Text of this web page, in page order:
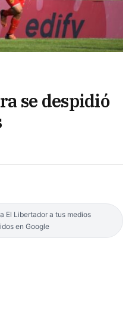
se despidió
El Libertador a tus medios
en Google